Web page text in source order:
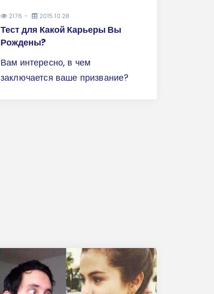
2176 2015.10.28
Тест для Какой Карьеры Вы
Рождены?
Вам интересно, в чем
заключается ваше призвание?